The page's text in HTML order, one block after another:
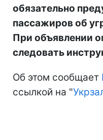
обязательно
пассажиров об
При объявлении
следовать
Об этом сообщает
ссылкой на "